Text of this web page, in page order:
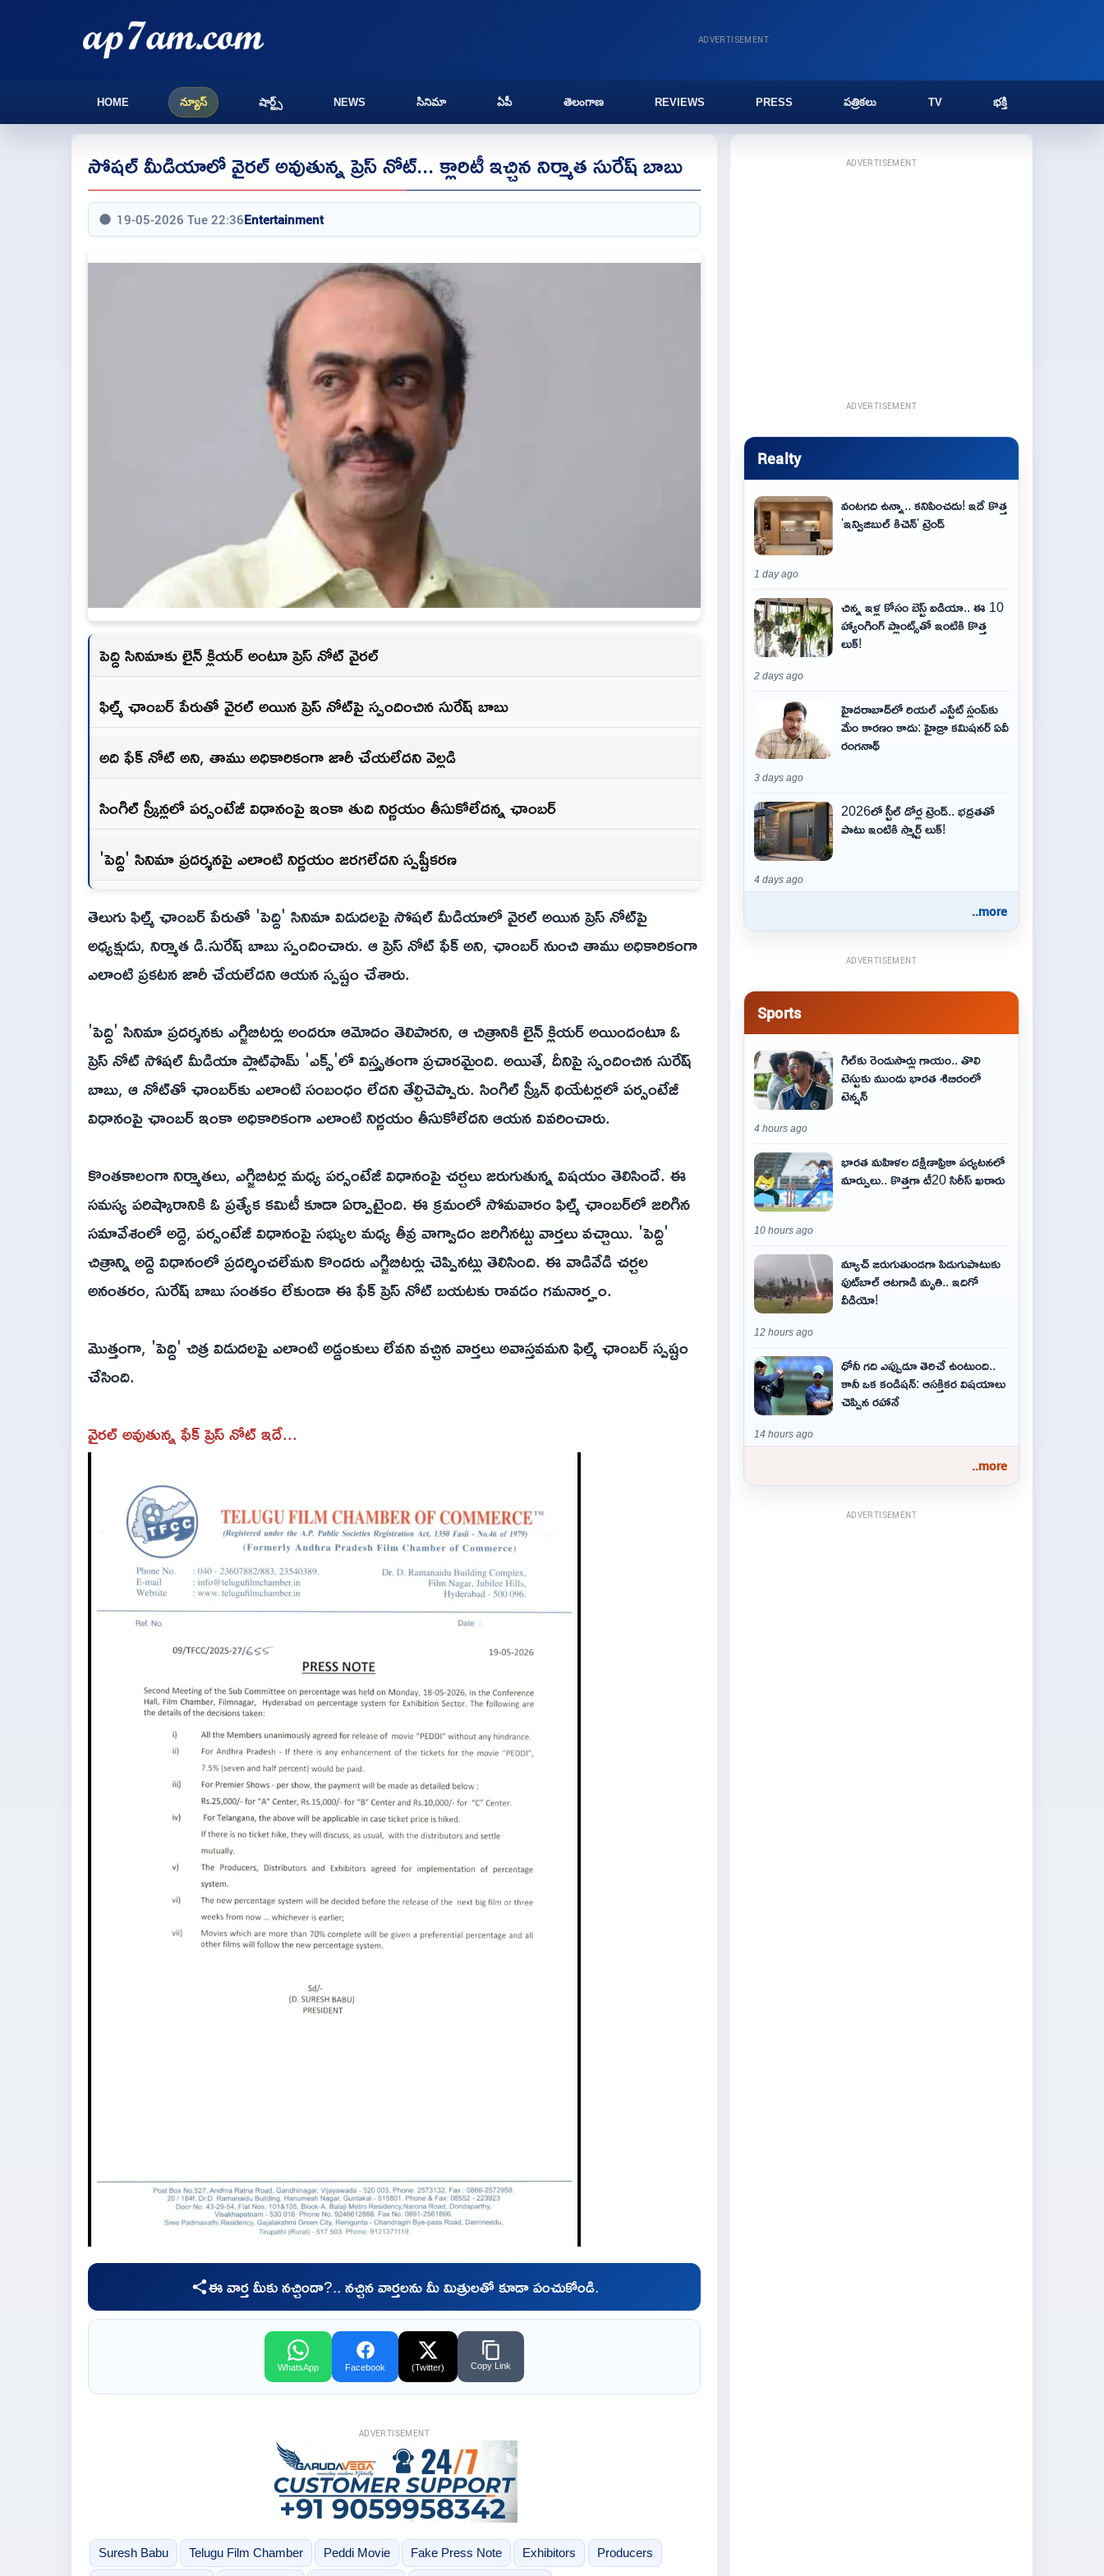
ADVERTISEMENT
HOME న్యూస్ షార్ట్స్ NEWS సినిమా ఏపీ తెలంగాణ REVIEWS PRESS పత్రికలు TV భక్తి
సోషల్ మీడియాలో వైరల్ అవుతున్న ప్రెస్ నోట్... క్లారిటీ ఇచ్చిన నిర్మాత సురేష్ బాబు
19-05-2026 Tue 22:36Entertainment
పెద్ది సినిమాకు లైన్ క్లియర్ అంటూ ప్రెస్ నోట్ వైరల్
ఫిల్మ్ ఛాంబర్ పేరుతో వైరల్ అయిన ప్రెస్ నోట్‌పై స్పందించిన సురేష్ బాబు
అది ఫేక్ నోట్ అని, తాము అధికారికంగా జారీ చేయలేదని వెల్లడి
సింగిల్ స్క్రీన్లలో పర్సంటేజీ విధానంపై ఇంకా తుది నిర్ణయం తీసుకోలేదన్న ఛాంబర్
'పెద్ది' సినిమా ప్రదర్శనపై ఎలాంటి నిర్ణయం జరగలేదని స్పష్టీకరణ
తెలుగు ఫిల్మ్ ఛాంబర్ పేరుతో 'పెద్ది' సినిమా విడుదలపై సోషల్ మీడియాలో వైరల్ అయిన ప్రెస్ నోట్‌పై
అధ్యక్షుడు, నిర్మాత డి.సురేష్ బాబు స్పందించారు. ఆ ప్రెస్ నోట్ ఫేక్ అని, ఛాంబర్ నుంచి తాము అధికారికంగా
ఎలాంటి ప్రకటన జారీ చేయలేదని ఆయన స్పష్టం చేశారు.
'పెద్ది' సినిమా ప్రదర్శనకు ఎగ్జిబిటర్లు అందరూ ఆమోదం తెలిపారని, ఆ చిత్రానికి లైన్ క్లియర్ అయిందంటూ ఓ
ప్రెస్ నోట్ సోషల్ మీడియా ప్లాట్‌ఫామ్ 'ఎక్స్'లో విస్తృతంగా ప్రచారమైంది. అయితే, దీనిపై స్పందించిన సురేష్
బాబు, ఆ నోట్‌తో ఛాంబర్‌కు ఎలాంటి సంబంధం లేదని తేల్చిచెప్పారు. సింగిల్ స్క్రీన్ థియేటర్లలో పర్సంటేజీ
విధానంపై ఛాంబర్ ఇంకా అధికారికంగా ఎలాంటి నిర్ణయం తీసుకోలేదని ఆయన వివరించారు.
కొంతకాలంగా నిర్మాతలు, ఎగ్జిబిటర్ల మధ్య పర్సంటేజీ విధానంపై చర్చలు జరుగుతున్న విషయం తెలిసిందే. ఈ
సమస్య పరిష్కారానికి ఓ ప్రత్యేక కమిటీ కూడా ఏర్పాటైంది. ఈ క్రమంలో సోమవారం ఫిల్మ్ ఛాంబర్‌లో జరిగిన
సమావేశంలో అద్దె, పర్సంటేజీ విధానంపై సభ్యుల మధ్య తీవ్ర వాగ్వాదం జరిగినట్టు వార్తలు వచ్చాయి. 'పెద్ది'
చిత్రాన్ని అద్దె విధానంలో ప్రదర్శించలేమని కొందరు ఎగ్జిబిటర్లు చెప్పినట్లు తెలిసింది. ఈ వాడివేడి చర్చల
అనంతరం, సురేష్ బాబు సంతకం లేకుండా ఈ ఫేక్ ప్రెస్ నోట్ బయటకు రావడం గమనార్హం.
మొత్తంగా, 'పెద్ది' చిత్ర విడుదలపై ఎలాంటి అడ్డంకులు లేవని వచ్చిన వార్తలు అవాస్తవమని ఫిల్మ్ ఛాంబర్ స్పష్టం
చేసింది.
వైరల్ అవుతున్న ఫేక్ ప్రెస్ నోట్ ఇదే...
ఈ వార్త మీకు నచ్చిందా?.. నచ్చిన వార్తలను మీ మిత్రులతో కూడా పంచుకోండి.
WhatsApp Facebook (Twitter) Copy Link
ADVERTISEMENT
Suresh Babu Telugu Film Chamber Peddi Movie Fake Press Note Exhibitors Producers
ADVERTISEMENT
ADVERTISEMENT
Realty
వంటగది ఉన్నా.. కనిపించదు! ఇదే కొత్త
'ఇన్విజిబుల్ కిచెన్' ట్రెండ్
1 day ago
చిన్న ఇళ్ల కోసం బెస్ట్ ఐడియా.. ఈ 10
హ్యాంగింగ్ ప్లాంట్స్‌తో ఇంటికి కొత్త
లుక్!
2 days ago
హైదరాబాద్‌లో రియల్ ఎస్టేట్ స్లంప్‌కు
మేం కారణం కాదు: హైడ్రా కమిషనర్ ఏవీ
రంగనాథ్
3 days ago
2026లో స్టీల్ డోర్ల ట్రెండ్.. భద్రతతో
పాటు ఇంటికి స్మార్ట్ లుక్!
4 days ago
..more
ADVERTISEMENT
Sports
గిల్‌కు రెండుసార్లు గాయం.. తొలి
టెస్టుకు ముందు భారత శిబిరంలో
టెన్షన్
4 hours ago
భారత మహిళల దక్షిణాఫ్రికా పర్యటనలో
మార్పులు.. కొత్తగా టీ20 సిరీస్ ఖరారు
10 hours ago
మ్యాచ్ జరుగుతుండగా పిడుగుపాటుకు
ఫుట్‌బాల్ ఆటగాడి మృతి.. ఇదిగో
వీడియో!
12 hours ago
ధోనీ గది ఎప్పుడూ తెరిచే ఉంటుంది..
కానీ ఒక కండిషన్: ఆసక్తికర విషయాలు
చెప్పిన రహానే
14 hours ago
..more
ADVERTISEMENT